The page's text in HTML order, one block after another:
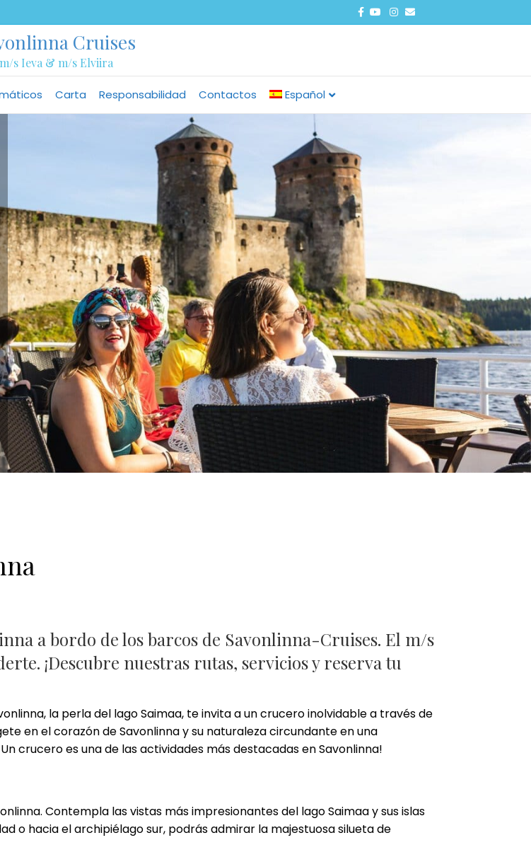
Facebook
YoutubeInstagram
Email
Cruises
m/s Ieva & m/s Elviira
Carta Responsabilidad Contactos Español
a bordo de los barcos de Savonlinna-Cruises. El m/s
¡Descubre nuestras rutas, servicios y reserva tu
la perla del lago Saimaa, te invita a un crucero inolvidable a través de
en el corazón de Savonlinna y su naturaleza circundante en una
crucero es una de las actividades más destacadas en Savonlinna!
Contempla las vistas más impresionantes del lago Saimaa y sus islas
o hacia el archipiélago sur, podrás admirar la majestuosa silueta de